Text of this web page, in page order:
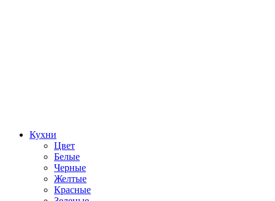
Кухни
Цвет
Белые
Черные
Желтые
Красные